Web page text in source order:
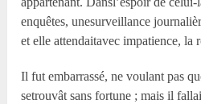
enquêtes, unesurveillance
et elle attendaitavec impatience, la
Il fut embarrassé, ne voulant pas
setrouvât sans fortune ; mais il